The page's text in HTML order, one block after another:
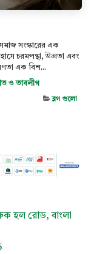
সংস্কারের এক
চরমপন্থা, উগ্রতা এবং
এক বিশ...
ও তাবলীগ
ব্লগ গুলো
হল রোড, বাংলা